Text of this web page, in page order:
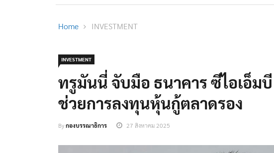
Home INVESTMENT
INVESTMENT
ทรูมันนี่ จับมือ ธนาคาร ซีไอเอ็ม
ช่วยการลงทุนหุ้นกู้ตลาดรอง
Byกองบรรณาธิการ 27 สิงหาคม 2025